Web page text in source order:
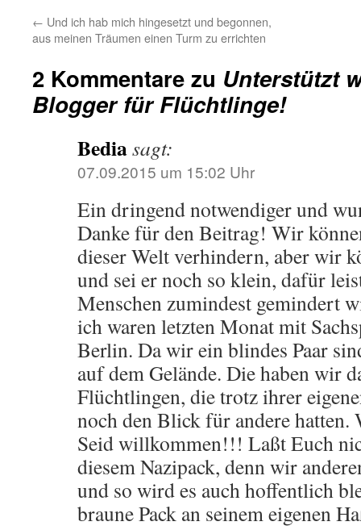
← Und ich hab mich hingesetzt und begonnen,
aus meinen Träumen einen Turm zu errichten
2 Kommentare zu Unterstützt
Blogger für Flüchtlinge!
Bediasagt:
07.09.2015 um 15:02 Uhr
Ein dringend notwendiger und
Danke für den Beitrag! Wir
dieser Welt verhindern, aber wir
und sei er noch so klein, dafür
Menschen zumindest gemindert
ich waren letzten Monat mit
Berlin. Da wir ein blindes Paar
auf dem Gelände. Die haben wir
Flüchtlingen, die trotz ihrer
noch den Blick für andere
Seid willkommen!!! Laßt Euch
diesem Nazipack, denn wir
und so wird es auch hoffentlich
braune Pack an seinem eigenen